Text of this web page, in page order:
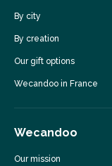
By city
By creation
Our gift options
Wecandoo in France
Wecandoo
Our mission